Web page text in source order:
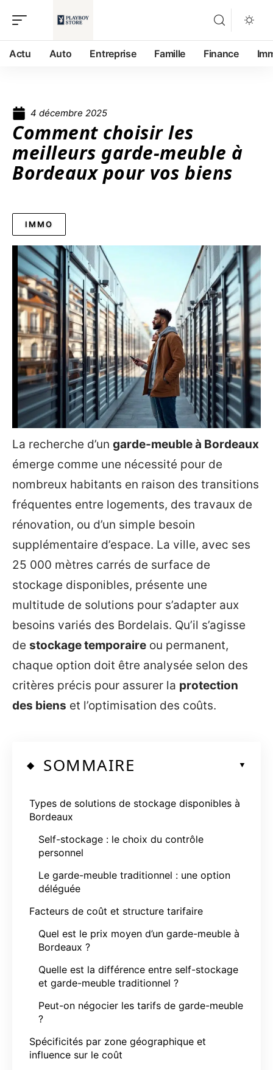
Actu Auto Entreprise Famille Finance
4 décembre 2025
Comment choisir les
meilleurs garde-meuble à
Bordeaux pour vos biens
IMMO
La recherche d’un garde-meuble à Bordeaux
émerge comme une nécessité pour de
nombreux habitants en raison des transitions
fréquentes entre logements, des travaux de
rénovation, ou d’un simple besoin
supplémentaire d’espace. La ville, avec ses
25 000 mètres carrés de surface de
stockage disponibles, présente une
multitude de solutions pour s’adapter aux
besoins variés des Bordelais. Qu’il s’agisse
de stockage temporaire ou permanent,
chaque option doit être analysée selon des
critères précis pour assurer la protection
des biens et l’optimisation des coûts.
SOMMAIRE
Types de solutions de stockage disponibles à
Bordeaux
Self-stockage : le choix du contrôle
personnel
Le garde-meuble traditionnel : une option
déléguée
Facteurs de coût et structure tarifaire
Quel est le prix moyen d’un garde-meuble à
Bordeaux ?
Quelle est la différence entre self-stockage
et garde-meuble traditionnel ?
Peut-on négocier les tarifs de garde-meuble
?
Spécificités par zone géographique et
influence sur le coût